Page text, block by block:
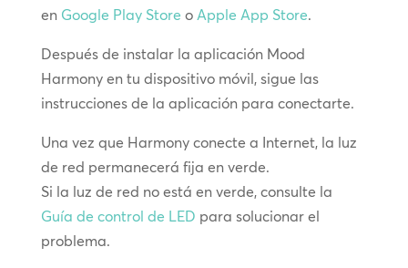
en Google Play Store o Apple App Store.
Después de instalar la aplicación Mood
Harmony en tu dispositivo móvil, sigue las
instrucciones de la aplicación para conectarte.
Una vez que Harmony conecte a Internet, la luz
de red permanecerá fija en verde.
Si la luz de red no está en verde, consulte la
Guía de control de LED para solucionar el
problema.